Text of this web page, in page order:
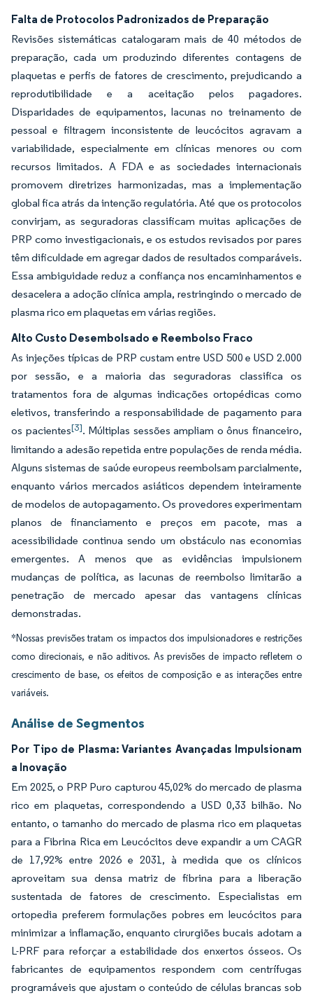
Falta de Protocolos Padronizados de Preparação
Revisões sistemáticas catalogaram mais de 40 métodos de
preparação, cada um produzindo diferentes contagens de
plaquetas e perfis de fatores de crescimento, prejudicando a
reprodutibilidade e a aceitação pelos pagadores.
Disparidades de equipamentos, lacunas no treinamento de
pessoal e filtragem inconsistente de leucócitos agravam a
variabilidade, especialmente em clínicas menores ou com
recursos limitados. A FDA e as sociedades internacionais
promovem diretrizes harmonizadas, mas a implementação
global fica atrás da intenção regulatória. Até que os protocolos
convirjam, as seguradoras classificam muitas aplicações de
PRP como investigacionais, e os estudos revisados por pares
têm dificuldade em agregar dados de resultados comparáveis.
Essa ambiguidade reduz a confiança nos encaminhamentos e
desacelera a adoção clínica ampla, restringindo o mercado de
plasma rico em plaquetas em várias regiões.
Alto Custo Desembolsado e Reembolso Fraco
As injeções típicas de PRP custam entre USD 500 e USD 2.000
por sessão, e a maioria das seguradoras classifica os
tratamentos fora de algumas indicações ortopédicas como
eletivos, transferindo a responsabilidade de pagamento para
os pacientes[3]. Múltiplas sessões ampliam o ônus financeiro,
limitando a adesão repetida entre populações de renda média.
Alguns sistemas de saúde europeus reembolsam parcialmente,
enquanto vários mercados asiáticos dependem inteiramente
de modelos de autopagamento. Os provedores experimentam
planos de financiamento e preços em pacote, mas a
acessibilidade continua sendo um obstáculo nas economias
emergentes. A menos que as evidências impulsionem
mudanças de política, as lacunas de reembolso limitarão a
penetração de mercado apesar das vantagens clínicas
demonstradas.
*Nossas previsões tratam os impactos dos impulsionadores e restrições
como direcionais, e não aditivos. As previsões de impacto refletem o
crescimento de base, os efeitos de composição e as interações entre
variáveis.
Análise de Segmentos
Por Tipo de Plasma: Variantes Avançadas Impulsionam
a Inovação
Em 2025, o PRP Puro capturou 45,02% do mercado de plasma
rico em plaquetas, correspondendo a USD 0,33 bilhão. No
entanto, o tamanho do mercado de plasma rico em plaquetas
para a Fibrina Rica em Leucócitos deve expandir a um CAGR
de 17,92% entre 2026 e 2031, à medida que os clínicos
aproveitam sua densa matriz de fibrina para a liberação
sustentada de fatores de crescimento. Especialistas em
ortopedia preferem formulações pobres em leucócitos para
minimizar a inflamação, enquanto cirurgiões bucais adotam a
L-PRF para reforçar a estabilidade dos enxertos ósseos. Os
fabricantes de equipamentos respondem com centrífugas
programáveis que ajustam o conteúdo de células brancas sob